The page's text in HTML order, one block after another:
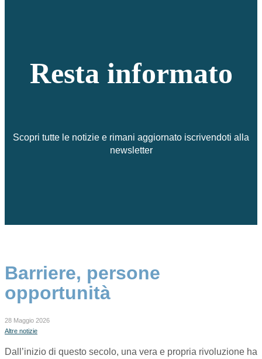
Resta informato
Scopri tutte le notizie e rimani aggiornato iscrivendoti alla
newsletter
Barriere, persone
opportunità
28 Maggio 2026
Altre notizie
Dall’inizio di questo secolo, una vera e propria rivoluzione ha